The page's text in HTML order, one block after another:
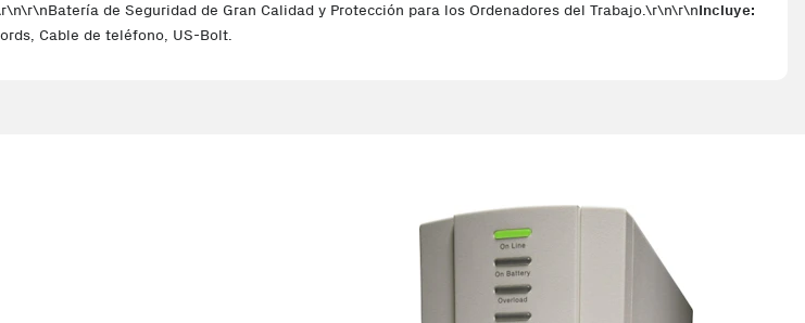
de Seguridad de Gran Calidad y Protección para los Ordenadores del Trabajo.\r\n\r\nIncluye:
Cable de teléfono, US-Bolt.